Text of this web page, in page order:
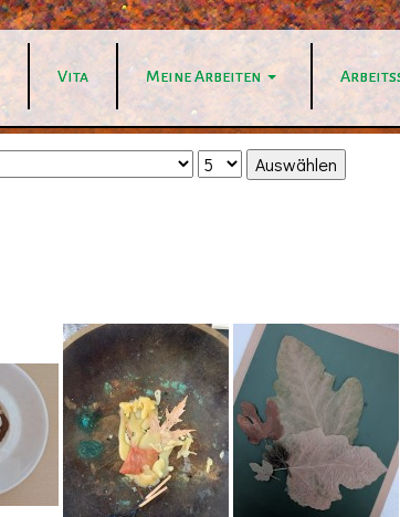
Vita Meine Arbeiten